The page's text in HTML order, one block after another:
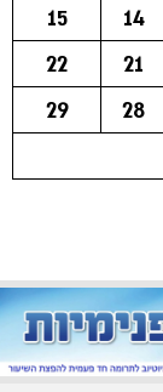
14
15
21
22
28
29